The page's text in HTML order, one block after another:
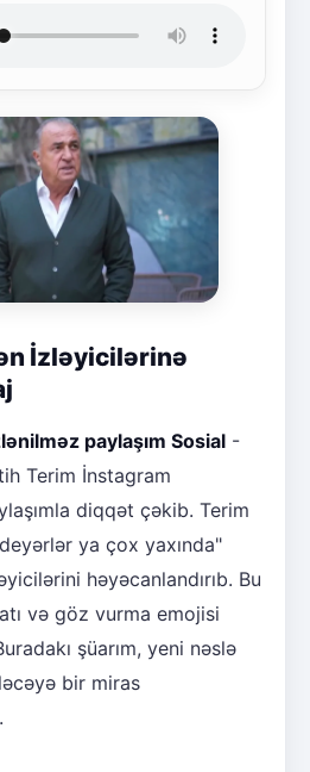
İzləyicilərinə
paylaşım Sosial -
Terim İnstagram
diqqət çəkib. Terim
ya çox yaxında"
həyəcanlandırıb. Bu
və göz vurma emojisi
şüarım, yeni nəslə
bir miras